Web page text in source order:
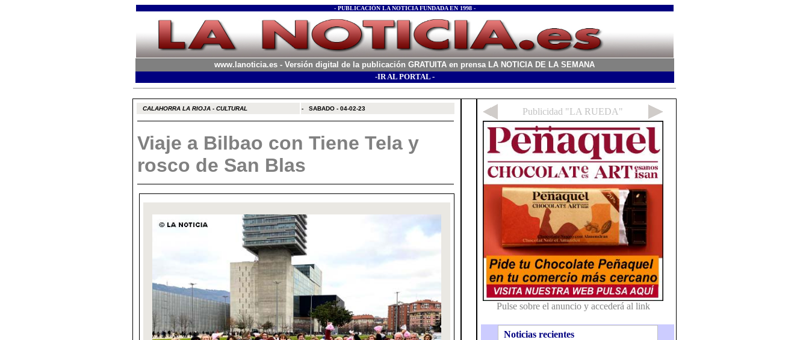
- PUBLICACIÓN LA NOTICIA FUNDADA EN 1998 -
www.lanoticia.es - Versión digital de la publicación GRATUITA en prensa LA NOTICIA DE LA SEMANA
-IR AL PORTAL -
CALAHORRA LA RIOJA - CULTURAL - SABADO - 04-02-23
Viaje a Bilbao con Tiene Tela y
rosco de San Blas
Noticias recientes